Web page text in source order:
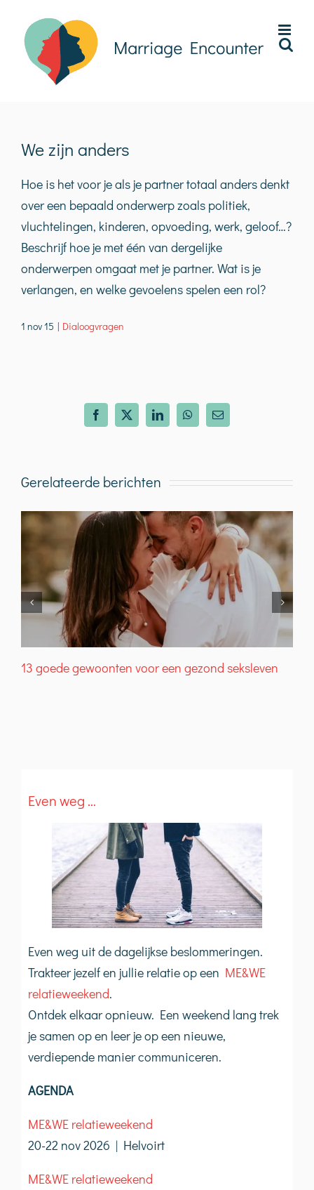
inhoud
We zijn anders
Hoe is het voor je als je partner totaal anders denkt
over een bepaald onderwerp zoals politiek,
vluchtelingen, kinderen, opvoeding, werk, geloof…?
Beschrijf hoe je met één van dergelijke
onderwerpen omgaat met je partner. Wat is je
verlangen, en welke gevoelens spelen een rol?
1 nov 15 | Dialoogvragen
Facebook
X LinkedInWhatsApp
E-
mail
Gerelateerde berichten
13 goede gewoonten voor een gezond seksleven
Even weg …
Even weg uit de dagelijkse beslommeringen.
Trakteer jezelf en jullie relatie op een ME&WE
relatieweekend.
Ontdek elkaar opnieuw. Een weekend lang trek
je samen op en leer je op een nieuwe,
verdiepende manier communiceren.
AGENDA
ME&WE relatieweekend
20-22 nov 2026 | Helvoirt
ME&WE relatieweekend